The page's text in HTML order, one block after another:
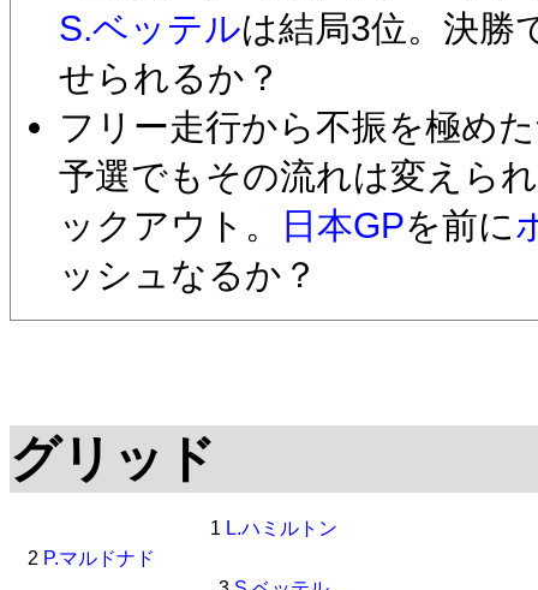
S.ベッテルは結局3位。決勝
せられるか？
フリー走行から不振を極めた
予選でもその流れは変えら
ックアウト。
日本GPを前に
ッシュなるか？
グリッド
1 L.ハミルトン
2 P.マルドナド